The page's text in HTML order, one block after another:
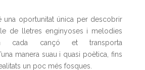
una oportunitat única per descobrir
de lletres enginyoses i melodies
cada cançó et transporta
manera suau i quasi poètica, fins
un poc més fosques.